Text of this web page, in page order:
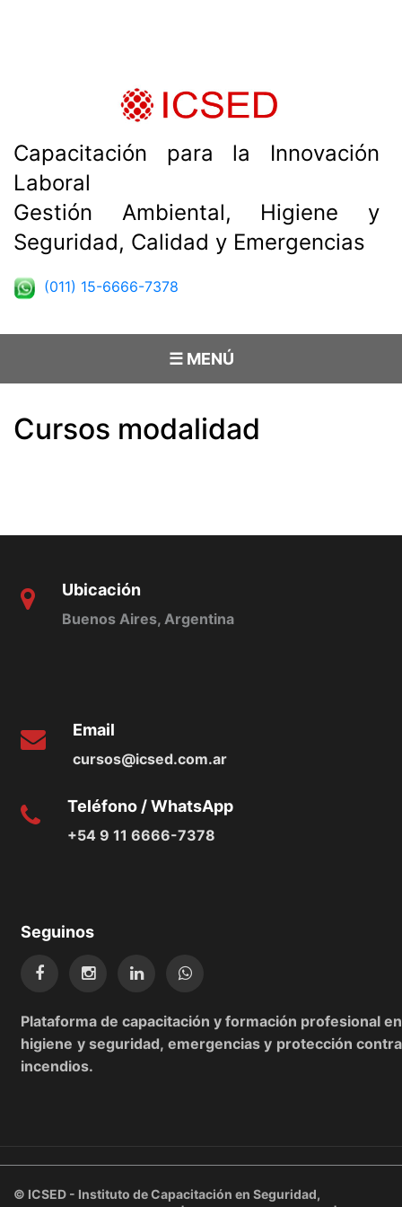
Capacitación para la Innovación
Laboral
Gestión Ambiental, Higiene y
Seguridad, Calidad y Emergencias
(011) 15-6666-7378
☰ MENÚ
Cursos modalidad
Ubicación
Buenos Aires, Argentina
Email
cursos@icsed.com.ar
Teléfono / WhatsApp
+54 9 11 6666-7378
Seguinos
Plataforma de capacitación y formación profesional en
higiene y seguridad, emergencias y protección contra
incendios.
© ICSED - Instituto de Capacitación en Seguridad,